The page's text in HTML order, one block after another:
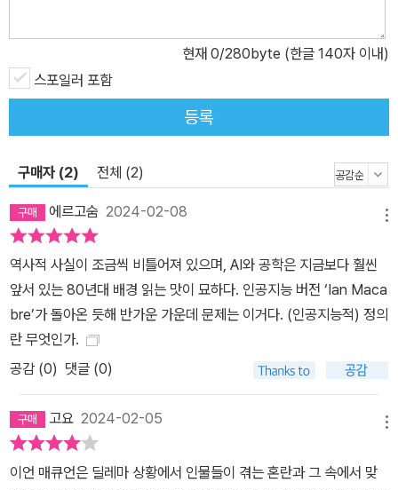
런 감정을 품게 된 것은 다 찰리의 책임이라고. 무엇이 우리를 기계와
구별되는 인간으로 만드는가 인공지능시대의 윤리를 집요하게 묻는
를 다시 쓰며 특유의 리얼리즘과 상상력을 절묘하게 결합했다. 현실
급격히 하락한다. 존 F. 케네디는 댈러스에서 암살당할 위기를 넘기
고, 존 레넌 역시 사망하지 않고 12년 만에 재결합한 비틀스가 새 앨
범을 발표한다. 무엇보다 돋보이는 것은 현실의 21세기보다 훨씬 앞
선 과학기술로, 그 배경에는 컴퓨터공학과 정보공학의 이론적 토대를
마련한 앨런 튜링이 있다. 실제로는 동성애를 법으로 금지하던 1950
년대에 외설 혐의로 고발되어 자살한 것과 달리 소설 속 그는 연구를
계속해나가며 인공지능 분야의 혁신을 이끌고, 그 결과 인류 최초의
그렇게 창조주의 역할을 자처한 인간들은 과연 이 피조물을 받아들일
의 천재성에 대한 찬사’로 등장한 인조인간과 그를 마주한 인간의 갈
등을 통해 매큐언은 다시 한번 인간의 본성과 현대사회의 모순에 대
해 묵직한 질문을 던진다. 셰익스피어의 전작과 관련 연구를 순식간
현재 0/280byte (한글 140자 이내)
스포일러 포함
등록
구매자 (2) 전체 (2)
에르고숨 2024-02-08
역사적 사실이 조금씩 비틀어져 있으며, AI와 공학은 지금보다 훨씬
앞서 있는 80년대 배경 읽는 맛이 묘하다. 인공지능 버전 ‘Ian Maca
bre’가 돌아온 듯해 반가운 가운데 문제는 이거다. (인공지능적) 정의
란 무엇인가.
공감 (0) 댓글 (0)
고요 2024-02-05
이언 매큐언은 딜레마 상황에서 인물들이 겪는 혼란과 그 속에서 맞